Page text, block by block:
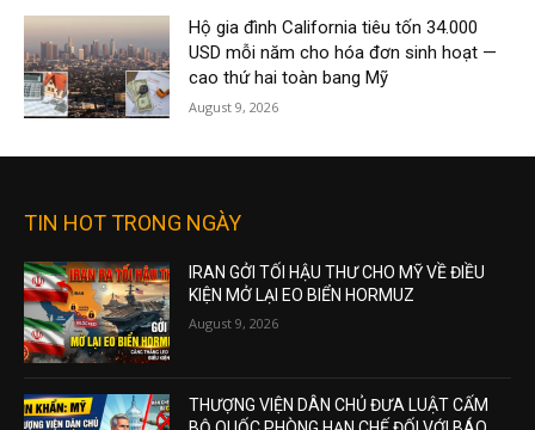
Hộ gia đình California tiêu tốn 34.000
USD mỗi năm cho hóa đơn sinh hoạt —
cao thứ hai toàn bang Mỹ
August 9, 2026
TIN HOT TRONG NGÀY
IRAN GỞI TỐI HẬU THƯ CHO MỸ VỀ ĐIỀU
KIỆN MỞ LẠI EO BIỂN HORMUZ
August 9, 2026
THƯỢNG VIỆN DÂN CHỦ ĐƯA LUẬT CẤM